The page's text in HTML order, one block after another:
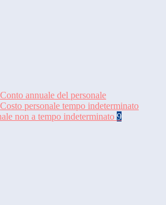
Conto annuale del personale
Costo personale tempo indeterminato
non a tempo indeterminato 9